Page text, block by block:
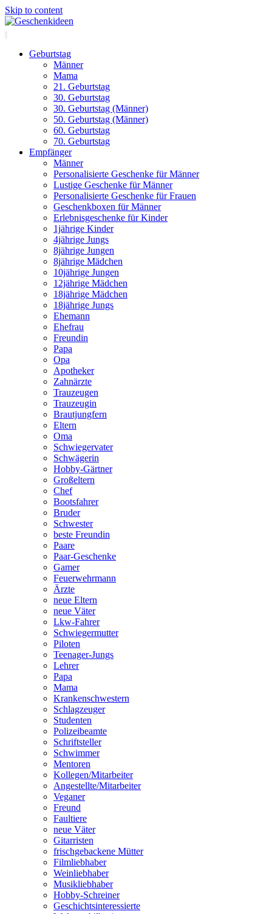
Skip to content
Geburtstag
Männer
Mama
21. Geburtstag
30. Geburtstag
30. Geburtstag (Männer)
50. Geburtstag (Männer)
60. Geburtstag
70. Geburtstag
Empfänger
Männer
Personalisierte Geschenke für Männer
Lustige Geschenke für Männer
Personalisierte Geschenke für Frauen
Geschenkboxen für Männer
Erlebnisgeschenke für Kinder
1jährige Kinder
4jährige Jungs
8jährige Jungen
8jährige Mädchen
10jährige Jungen
12jährige Mädchen
18jährige Mädchen
18jährige Jungs
Ehemann
Ehefrau
Freundin
Papa
Opa
Apotheker
Zahnärzte
Trauzeugen
Trauzeugin
Brautjungfern
Eltern
Oma
Schwiegervater
Schwägerin
Hobby-Gärtner
Großeltern
Chef
Bootsfahrer
Bruder
Schwester
beste Freundin
Paare
Paar-Geschenke
Gamer
Feuerwehrmann
Ärzte
neue Eltern
neue Väter
Lkw-Fahrer
Schwiegermutter
Piloten
Teenager-Jungs
Lehrer
Papa
Mama
Krankenschwestern
Schlagzeuger
Studenten
Polizeibeamte
Schriftsteller
Schwimmer
Mentoren
Kollegen/Mitarbeiter
Angestellte/Mitarbeiter
Veganer
Freund
Faultiere
neue Väter
Gitarristen
frischgebackene Mütter
Filmliebhaber
Weinliebhaber
Musikliebhaber
Hobby-Schreiner
Geschichtsinteressierte